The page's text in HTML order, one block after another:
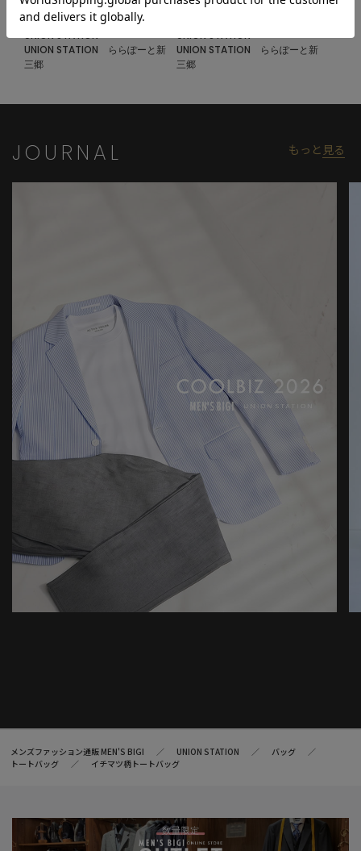
トートバッグ‼︎
UNION STATION
UNION STATION ららぽーと新
三郷
UNION STATION
UNION STATION ららぽーと新
三郷
JOURNAL もっと 見る
メンズファッション通販 MEN'S BIGI UNION STATION
バッグ
トートバッグ
イチマツ柄トートバッグ